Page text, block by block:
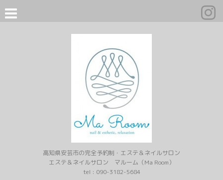
高知県安芸市の完全予約制・エステ＆ネイルサロン
エステ＆ネイルサロン マルーム（Ma Room）
tel : 090-3182-5684